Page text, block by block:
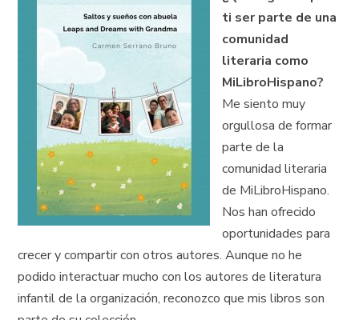
ti ser parte de una
comunidad
literaria como
MiLibroHispano?
Me siento muy
orgullosa de formar
parte de la
comunidad literaria
de MiLibroHispano.
Nos han ofrecido
oportunidades para
crecer y compartir con otros autores. Aunque no he
podido interactuar mucho con los autores de literatura
infantil de la organización, reconozco que mis libros son